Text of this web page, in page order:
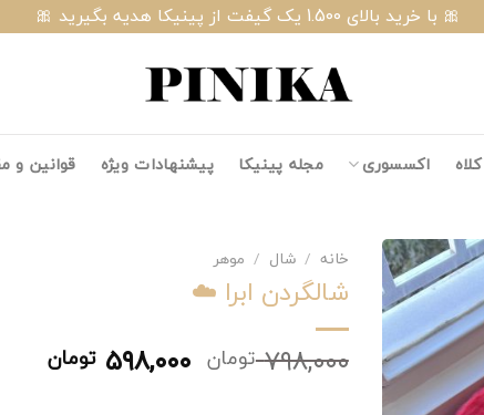
🎀 با خرید بالای 1.500 یک گیفت از پینیکا هدیه بگیرید 🎀
کلاه اکسسوری مجله پینیکا پیشنهادات ویژه قوانین و
خانه / شال / موهر
شالگردن ابرا ☁️
۷۹۸,۰۰۰ تومان قیمت
اصلی:
۵۹۸,۰۰۰ تومانقیمت